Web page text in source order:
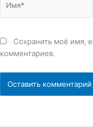
Сохранить моё имя,
комментариев.